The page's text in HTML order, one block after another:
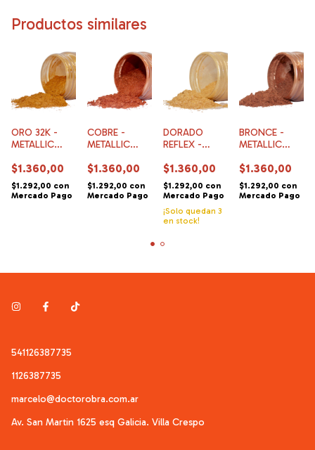
Productos similares
ORO 32K -
METALLIC
PIGMENTS
$1.360,00
$1.292,00 con
Mercado Pago
COBRE -
METALLIC
PIGMENTS
$1.360,00
$1.292,00 con
Mercado Pago
DORADO
REFLEX -
SHIMMER
PIGMENTS
$1.360,00
$1.292,00 con
Mercado Pago
¡Solo quedan 3
en stock!
BRONCE -
METALLIC
PIGMENTS
$1.360,00
$1.292,00 con
Mercado Pago
541126387735
1126387735
marcelo@doctorobra.com.ar
Av. San Martin 1625 esq Galicia. Villa Crespo